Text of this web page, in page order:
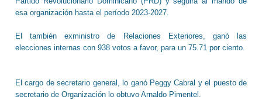
esa organización hasta el período 2023-2027.
El también exministro de Relaciones Exteriores, ganó las
elecciones internas con 938 votos a favor, para un 75.71 por ciento.
El cargo de secretario general, lo ganó Peggy Cabral y el puesto de
secretario de Organización lo obtuvo Arnaldo Pimentel.